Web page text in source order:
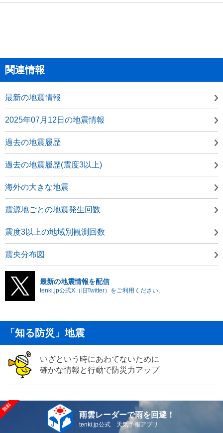
関連情報
最新の地震情報
2025年07月12日の地震情報
過去の地震履歴
過去の地震履歴(震度3以上)
海外の大きな地震
震源地ごとの地震発生回数
震度3以上の地域別観測回数
震央分布図
最新の地震情報を配信
tenki.jp公式X（旧Twitter）をご利用ください。
「知る防災」地震
いざという時にあわてないために
確かな情報と行動で防災力アップ
雨雲レーダーで雨を回避！
tenki.jp公式 天気予報アプリ